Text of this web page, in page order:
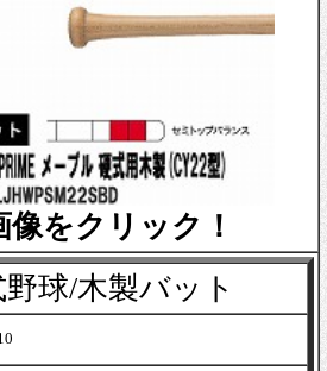
像をクリック！
球/木製バット